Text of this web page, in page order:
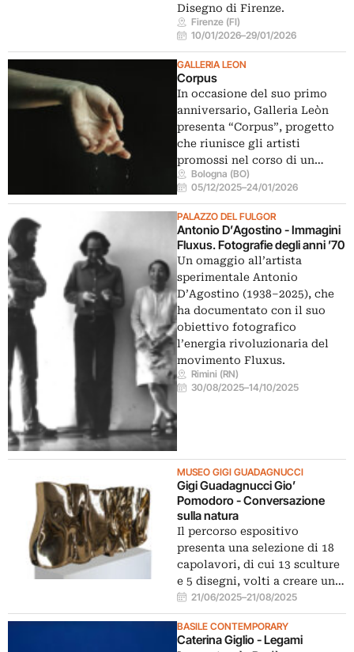
Disegno di Firenze.
Firenze (FI)
10/01/2026–29/01/2026
GALLERIA LEON
Corpus
In occasione del suo primo
anniversario, Galleria Leòn
presenta “Corpus”, progetto
che riunisce gli artisti
promossi nel corso di un…
Bologna (BO)
05/12/2025–24/01/2026
PALAZZO DEL FULGOR
Antonio D’Agostino - Immagini
Fluxus. Fotografie degli anni ’70
Un omaggio all’artista
sperimentale Antonio
D’Agostino (1938–2025), che
ha documentato con il suo
obiettivo fotografico
l’energia rivoluzionaria del
movimento Fluxus.
Rimini (RN)
30/08/2025–14/10/2025
MUSEO GIGI GUADAGNUCCI
Gigi Guadagnucci Gio’
Pomodoro - Conversazione
sulla natura
Il percorso espositivo
presenta una selezione di 18
capolavori, di cui 13 sculture
e 5 disegni, volti a creare un…
21/06/2025–21/08/2025
BASILE CONTEMPORARY
Caterina Giglio - Legami